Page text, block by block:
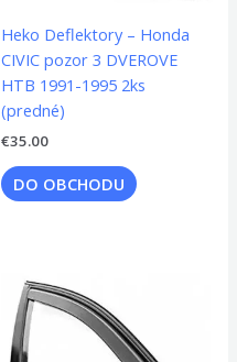
Heko Deflektory – Honda
CIVIC pozor 3 DVEROVE
HTB 1991-1995 2ks
(predné)
€35.00
DO OBCHODU